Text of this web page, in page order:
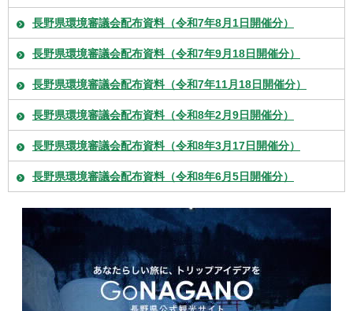
長野県環境審議会配布資料（令和7年8月1日開催分）
長野県環境審議会配布資料（令和7年9月18日開催分）
長野県環境審議会配布資料（令和7年11月18日開催分）
長野県環境審議会配布資料（令和8年2月9日開催分）
長野県環境審議会配布資料（令和8年3月17日開催分）
長野県環境審議会配布資料（令和8年6月5日開催分）